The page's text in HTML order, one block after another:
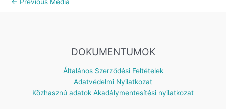
DOKUMENTUMOK
Általános Szerződési Feltételek
Adatvédelmi Nyilatkozat
Közhasznú adatok Akadálymentesítési nyilatkozat